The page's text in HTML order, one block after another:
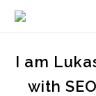
I am
with